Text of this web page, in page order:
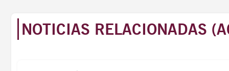
NOTICIAS RELACIONADAS